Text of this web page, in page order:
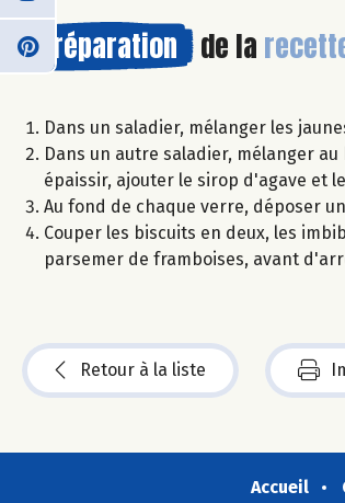
Préparation de la
Dans un saladier, mélanger les
Dans un autre saladier, mélanger
épaissir, ajouter le sirop d'agave et
Au fond de chaque verre, déposer
Couper les biscuits en deux, les
parsemer de framboises, avant
Retour à la liste
Accueil